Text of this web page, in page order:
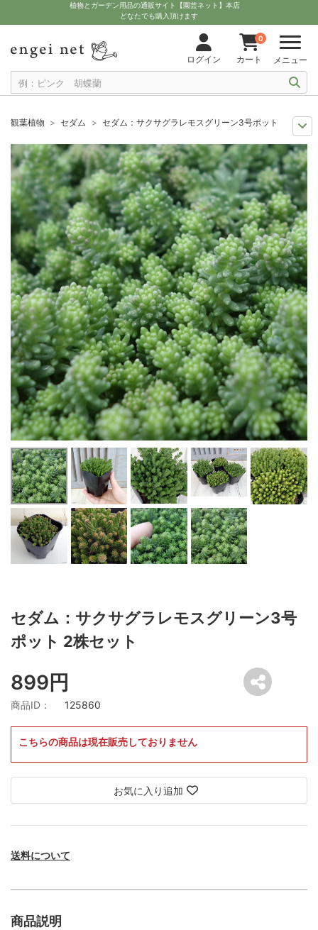
植物とガーデン用品の通販サイト【園芸ネット】本店
どなたでも購入頂けます
ログイン
0
カート メニュー
観葉植物 セダム
セダム：サクサグラレモスグリーン3号ポット 2株セッ
観葉植物特集
ポットサイズ別 3号～3.5号
セダム：サクサグラレモス
多肉植物を楽しもう
セダム属 セダム：サクサグラレモスグリーン3号ポ
セダム：サクサグラレモスグリーン3号
ポット 2株セット
899円
商品ID： 125860
こちらの商品は現在販売しておりません
お気に入り追加
送料について
商品説明